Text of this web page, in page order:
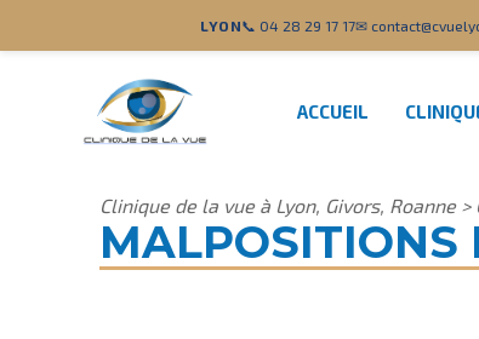
LYON📞 04 28 29 17 17✉
ACCUEIL
Clinique de la vue à Lyon, Givors, Roanne>
MALPOSITIONS